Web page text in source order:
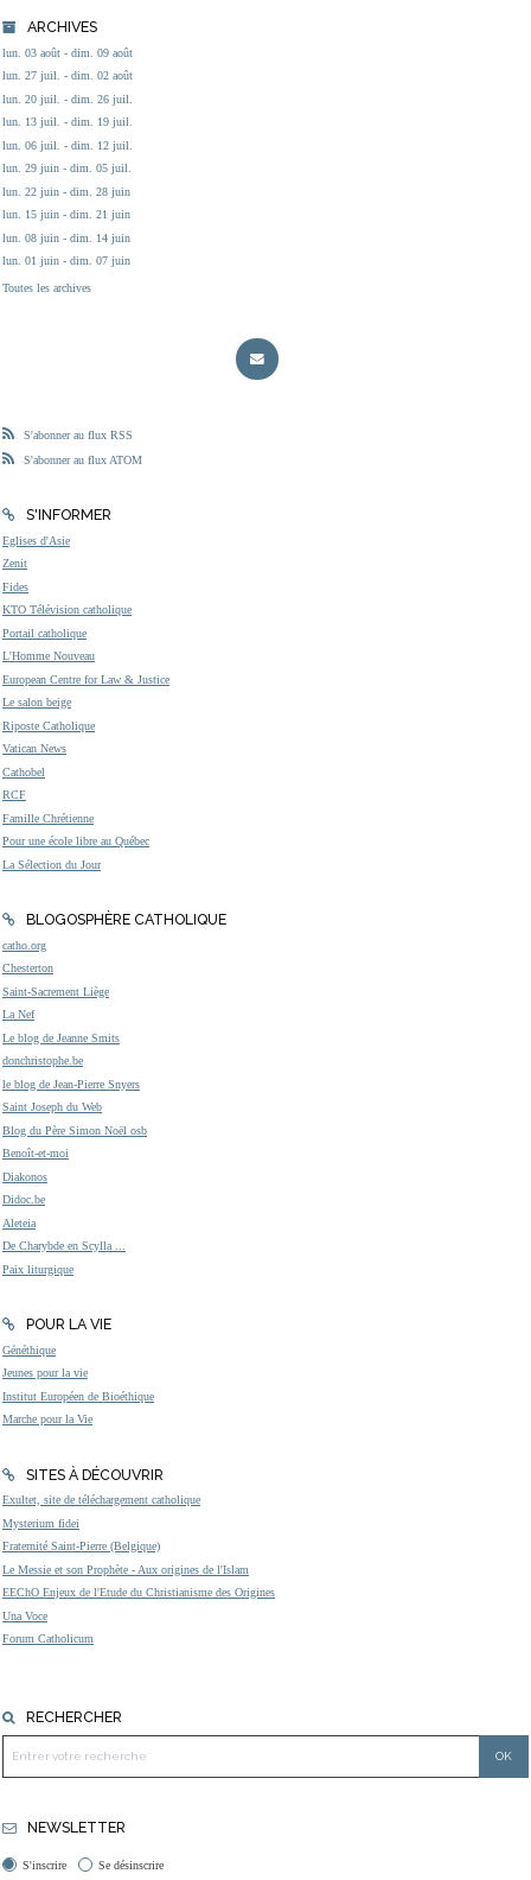
ARCHIVES
lun. 03 août - dim. 09 août
lun. 27 juil. - dim. 02 août
lun. 20 juil. - dim. 26 juil.
lun. 13 juil. - dim. 19 juil.
lun. 06 juil. - dim. 12 juil.
lun. 29 juin - dim. 05 juil.
lun. 22 juin - dim. 28 juin
lun. 15 juin - dim. 21 juin
lun. 08 juin - dim. 14 juin
lun. 01 juin - dim. 07 juin
Toutes les archives
S'abonner au flux RSS
S'abonner au flux ATOM
S'INFORMER
Eglises d'Asie
Zenit
Fides
KTO Télévision catholique
Portail catholique
L'Homme Nouveau
European Centre for Law & Justice
Le salon beige
Riposte Catholique
Vatican News
Cathobel
RCF
Famille Chrétienne
Pour une école libre au Québec
La Sélection du Jour
BLOGOSPHÈRE CATHOLIQUE
catho.org
Chesterton
Saint-Sacrement Liège
La Nef
Le blog de Jeanne Smits
donchristophe.be
le blog de Jean-Pierre Snyers
Saint Joseph du Web
Blog du Père Simon Noël osb
Benoît-et-moi
Diakonos
Didoc.be
Aleteia
De Charybde en Scylla ...
Paix liturgique
POUR LA VIE
Généthique
Jeunes pour la vie
Institut Européen de Bioéthique
Marche pour la Vie
SITES À DÉCOUVRIR
Exultet, site de téléchargement catholique
Mysterium fidei
Fraternité Saint-Pierre (Belgique)
Le Messie et son Prophète - Aux origines de l'Islam
EEChO Enjeux de l'Etude du Christianisme des Origines
Una Voce
Forum Catholicum
RECHERCHER
NEWSLETTER
S'inscrire Se désinscrire